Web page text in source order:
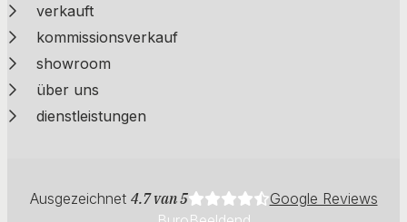
verkauft
kommissionsverkauf
showroom
über uns
dienstleistungen
Ausgezeichnet 4.7 van 5
Google Reviews